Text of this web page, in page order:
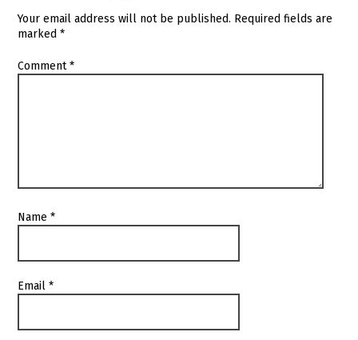
Your email address will not be published. Required fields are
marked*
Comment*
Name*
Email*